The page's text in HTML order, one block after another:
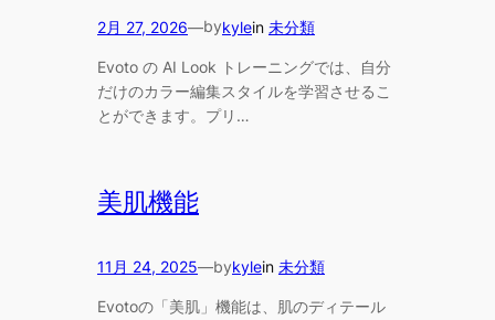
2月 27, 2026—bykylein 未分類
Evoto の AI Look トレーニングでは、自分
だけのカラー編集スタイルを学習させるこ
とができます。プリ…
美肌機能
11月 24, 2025—bykylein 未分類
Evotoの「美肌」機能は、肌のディテール